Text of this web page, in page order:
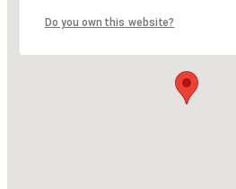
Do you own this website?